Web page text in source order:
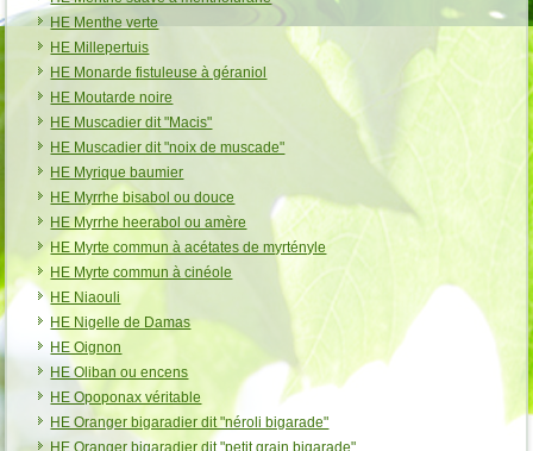
HE Menthe verte
HE Millepertuis
HE Monarde fistuleuse à géraniol
HE Moutarde noire
HE Muscadier dit "Macis"
HE Muscadier dit "noix de muscade"
HE Myrique baumier
HE Myrrhe bisabol ou douce
HE Myrrhe heerabol ou amère
HE Myrte commun à acétates de myrtényle
HE Myrte commun à cinéole
HE Niaouli
HE Nigelle de Damas
HE Oignon
HE Oliban ou encens
HE Opoponax véritable
HE Oranger bigaradier dit "néroli bigarade"
HE Oranger bigaradier dit "petit grain bigarade"